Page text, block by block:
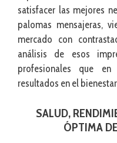
satisfacer las mejores
palomas mensajeras,
mercado con
análisis de esos
profesionales que
resultados en el
SALUD,
ÓPTIMA